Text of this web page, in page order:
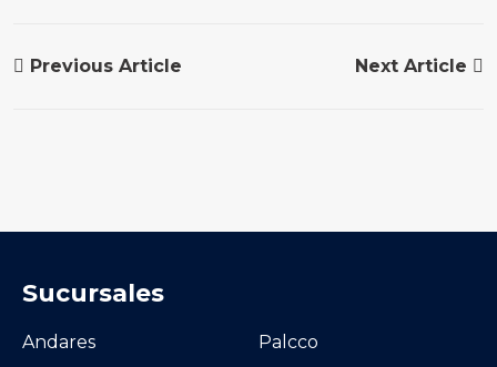
Previous Article Next Article
Sucursales
Andares
Palcco